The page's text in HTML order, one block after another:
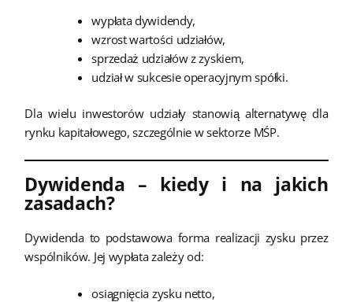
wypłata dywidendy,
wzrost wartości udziałów,
sprzedaż udziałów z zyskiem,
udział w sukcesie operacyjnym spółki.
Dla wielu inwestorów udziały stanowią alternatywę dla
rynku kapitałowego, szczególnie w sektorze MŚP.
Dywidenda – kiedy i na jakich
zasadach?
Dywidenda to podstawowa forma realizacji zysku przez
wspólników. Jej wypłata zależy od:
osiągnięcia zysku netto,